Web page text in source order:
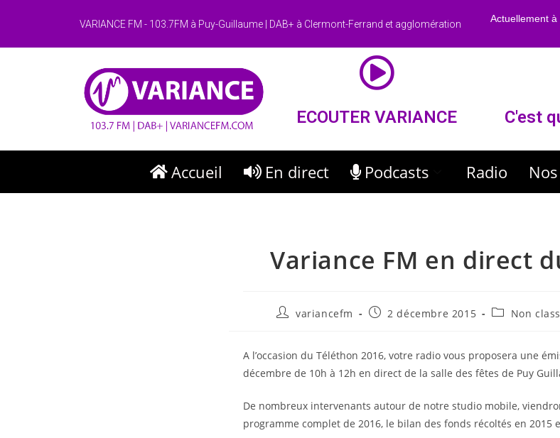
VARIANCE FM - 103.7FM à Puy-Guillaume | DAB+ à Clermont-Ferrand et agglomération
ECOUTER VARIANCE C'est
Accueil En direct Podcasts Radio
Variance FM en direct
variancefm 2 décembre 2015 Non
A l’occasion du Téléthon 2016, votre radio vous proposera une
décembre de 10h à 12h en direct de la salle des fêtes de Puy
De nombreux intervenants autour de notre studio mobile,
programme complet de 2016, le bilan des fonds récoltés en 2015